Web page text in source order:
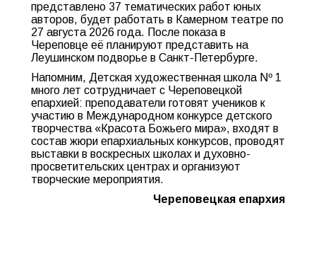
представлено 37 тематических работ юных
авторов, будет работать в Камерном театре по
27 августа 2026 года. После показа в
Череповце её планируют представить на
Леушинском подворье в Санкт-Петербурге.
Напомним, Детская художественная школа Nº 1
много лет сотрудничает с Череповецкой
епархией: преподаватели готовят учеников к
участию в Международном конкурсе детского
творчества «Красота Божьего мира», входят в
состав жюри епархиальных конкурсов, проводят
выставки в воскресных школах и духовно-
просветительских центрах и организуют
творческие мероприятия.
Череповецкая епархия